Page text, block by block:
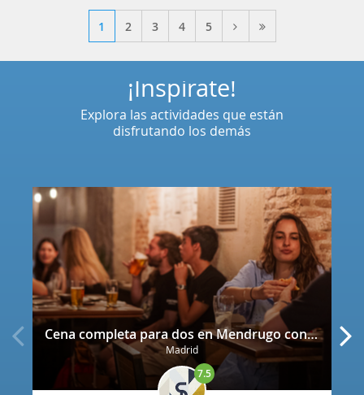
1 2 3 4 5
Cena completa para dos en Mendrugo con cerveza artesana incluida
Madrid
7.5
¡Inspírate!
Explora las actividades que están
disfrutando los demás